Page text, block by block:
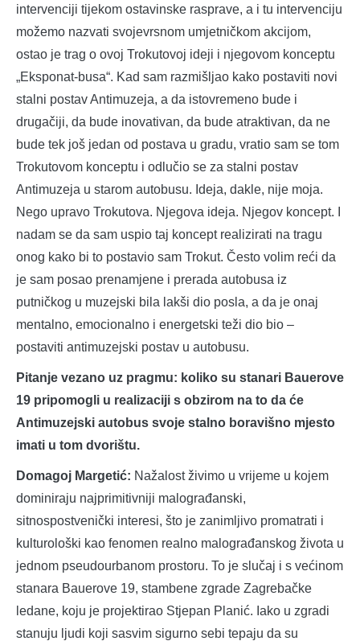
intervenciji tijekom ostavinske rasprave, a i tu intervenciju
možemo nazvati svojevrsnom umjetničkom akcijom,
ostao je trag o ovoj Trokutovoj ideji i njegovom konceptu
„Eksponat-busa“. Kad sam razmišljao kako postaviti novi
stalni postav Antimuzeja, a da istovremeno bude i
drugačiji, da bude inovativan, da bude atraktivan, da ne
bude tek još jedan od postava u gradu, vratio sam se tom
Trokutovom konceptu i odlučio se za stalni postav
Antimuzeja u starom autobusu. Ideja, dakle, nije moja.
Nego upravo Trokutova. Njegova ideja. Njegov koncept. I
nadam se da sam uspio taj koncept realizirati na tragu
onog kako bi to postavio sam Trokut. Često volim reći da
je sam posao prenamjene i prerada autobusa iz
putničkog u muzejski bila lakši dio posla, a da je onaj
mentalno, emocionalno i energetski teži dio bio –
postaviti antimuzejski postav u autobusu.
Pitanje vezano uz pragmu: koliko su stanari Bauerove
19 pripomogli u realizaciji s obzirom na to da će
Antimuzejski autobus svoje stalno boravišno mjesto
imati u tom dvorištu.
Domagoj Margetić: Nažalost živimo u vrijeme u kojem
dominiraju najprimitivniji malograđanski,
sitnospostvenički interesi, što je zanimljivo promatrati i
kulturološki kao fenomen realno malograđanskog života u
jednom pseudourbanom prostoru. To je slučaj i s većinom
stanara Bauerove 19, stambene zgrade Zagrebačke
ledane, koju je projektirao Stjepan Planić. Iako u zgradi
stanuju ljudi koji sasvim sigurno sebi tepaju da su